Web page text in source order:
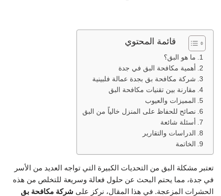
قائمة المحتوي
ما هو البق؟
أهمية مكافحة البق في جدة
شركة مكافحة بق بجدة عمالة فلبينية
مقارنة بين تقنيات مكافحة البق
المميزات والعيوب
نصائح للحفاظ على المنزل خالياً من البق
أسئلة شائعة
الدراسات والتقارير
الخاتمة
تعتبر مشكلة البق من التحديات الكبيرة التي تواجه العديد من الأسر
في جدة، مما يحتم البحث عن حلول فعالة وسريعة للتخلص من هذه
الحشرات المزعجة. في هذا المقال، نركز على شركة مكافحة بق